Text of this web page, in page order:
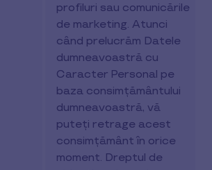
profiluri sau comunicările
de marketing. Atunci
când prelucrăm Datele
dumneavoastră cu
Caracter Personal pe
baza consimțământului
dumneavoastră, vă
puteți retrage acest
consimțământ în orice
moment. Dreptul de